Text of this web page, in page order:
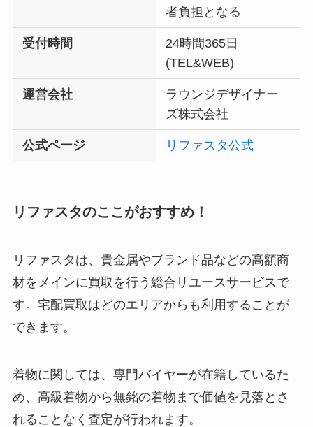
者負担となる
受付時間
24時間365日
(TEL&WEB)
運営会社
ラウンジデザイナー
ズ株式会社
公式ページ リファスタ公式
リファスタのここがおすすめ！
リファスタは、貴金属やブランド品などの高額商
材をメインに買取を行う総合リユースサービスで
す。宅配買取はどのエリアからも利用することが
できます。
着物に関しては、専門バイヤーが在籍しているた
め、高級着物から無銘の着物まで価値を見落とさ
れることなく査定が行われます。